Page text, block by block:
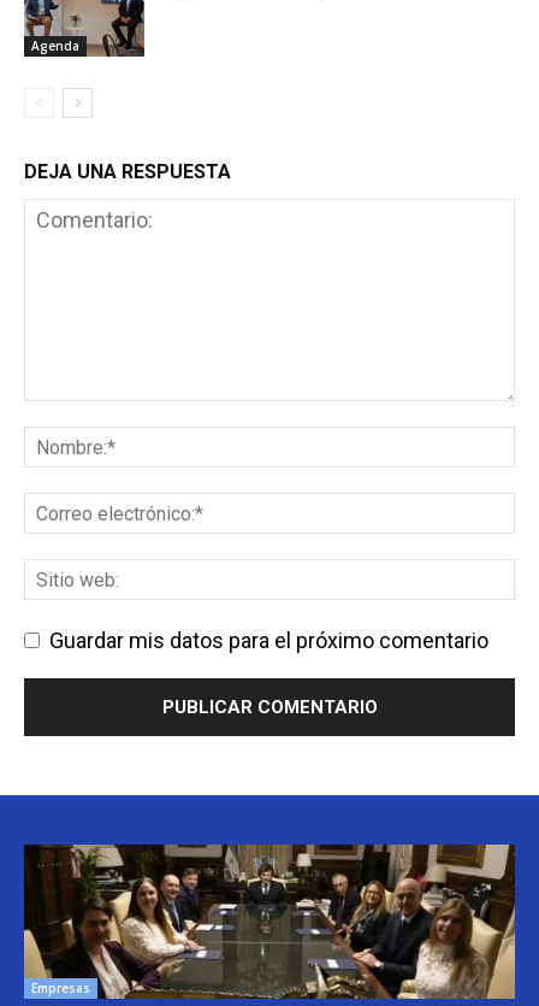
Agenda
DEJA UNA RESPUESTA
Guardar mis datos para el próximo comentario
Empresas